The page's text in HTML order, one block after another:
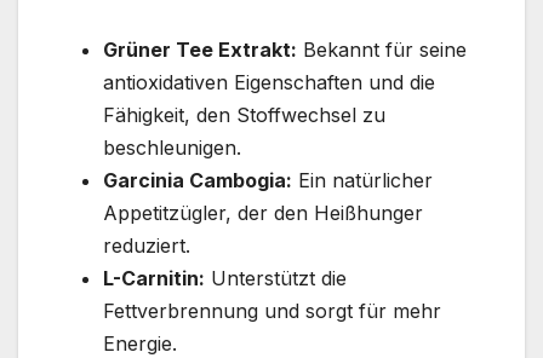
Grüner Tee Extrakt: Bekannt für seine
antioxidativen Eigenschaften und die
Fähigkeit, den Stoffwechsel zu
beschleunigen.
Garcinia Cambogia: Ein natürlicher
Appetitzügler, der den Heißhunger
reduziert.
L-Carnitin: Unterstützt die
Fettverbrennung und sorgt für mehr
Energie.